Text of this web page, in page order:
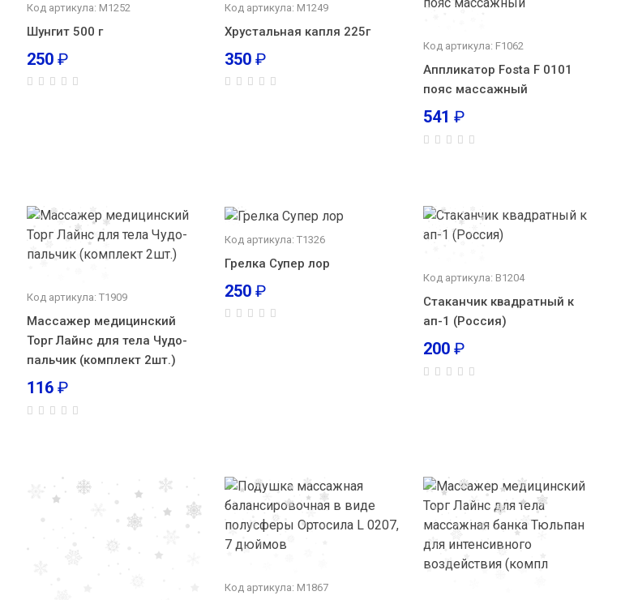
Код артикула: М1252
Шунгит 500 г
250 ₽
Код артикула: М1249
Хрустальная капля 225г
350 ₽
Код артикула: F1062
Аппликатор Fosta F 0101
пояс массажный
541 ₽
Код артикула: Т1909
Массажер медицинский
Торг Лайнс для тела Чудо-
пальчик (комплект 2шт.)
116 ₽
Код артикула: Т1326
Грелка Супер лор
250 ₽
Код артикула: В1204
Стаканчик квадратный к
ап-1 (Россия)
200 ₽
Код артикула: М1867